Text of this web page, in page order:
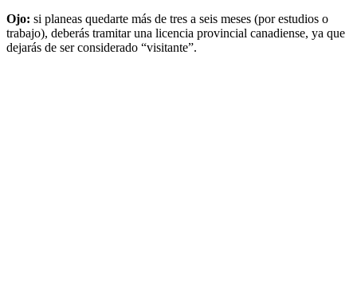
Ojo: si planeas quedarte más de tres a seis meses (por estudios o
trabajo), deberás tramitar una licencia provincial canadiense, ya que
dejarás de ser considerado “visitante”.